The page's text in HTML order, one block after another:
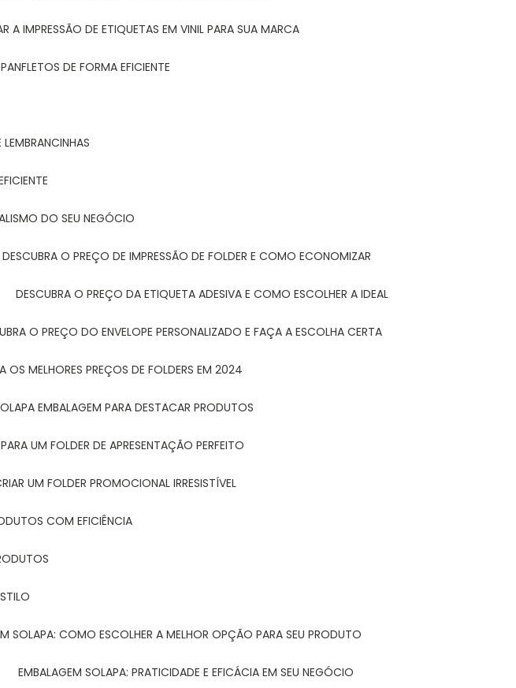
A IMPRESSÃO DE ETIQUETAS EM VINIL PARA SUA MARCA
DE FORMA EFICIENTE
DO SEU NEGÓCIO
DESCUBRA O PREÇO DE IMPRESSÃO DE FOLDER E COMO ECONOMIZAR
DESCUBRA O PREÇO DA ETIQUETA ADESIVA E COMO ESCOLHER A IDEAL
O PREÇO DO ENVELOPE PERSONALIZADO E FAÇA A ESCOLHA CERTA
OS MELHORES PREÇOS DE FOLDERS EM 2024
EMBALAGEM PARA DESTACAR PRODUTOS
PARA UM FOLDER DE APRESENTAÇÃO PERFEITO
UM FOLDER PROMOCIONAL IRRESISTÍVEL
COM EFICIÊNCIA
SOLAPA: COMO ESCOLHER A MELHOR OPÇÃO PARA SEU PRODUTO
EMBALAGEM SOLAPA: PRATICIDADE E EFICÁCIA EM SEU NEGÓCIO